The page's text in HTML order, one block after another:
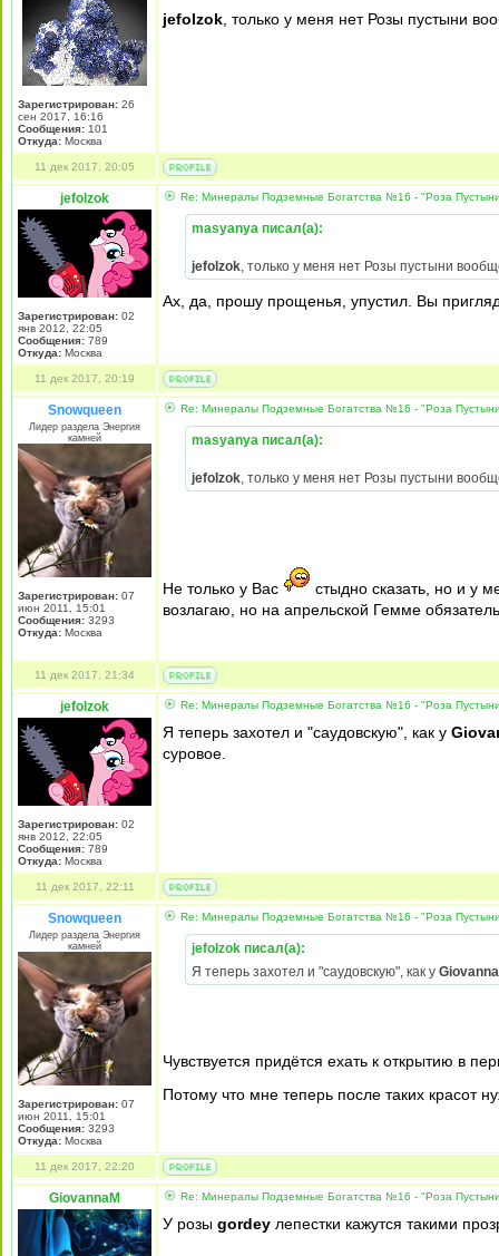
Зарегистрирован: 26
сен 2017, 16:16
Сообщения: 101
Откуда: Москва
jefolzok , только у меня нет Розы пустыни
11 дек 2017, 20:05
jefolzok
Зарегистрирован: 02
янв 2012, 22:05
Сообщения: 789
Откуда: Москва
Re: Минералы Подземные Богатства №16 - "Роза
masyanya писал(а):
jefolzok, только у меня нет Розы пустыни
Ах, да, прошу прощенья, упустил. Вы
11 дек 2017, 20:19
Snowqueen
Лидер раздела Энергия
камней
Зарегистрирован: 07
июн 2011, 15:01
Сообщения: 3293
Откуда: Москва
Re: Минералы Подземные Богатства №16 - "Роза
masyanya писал(а):
jefolzok, только у меня нет Розы пустыни
Не только у Вас
стыдно сказать, но и у
возлагаю, но на апрельской Гемме
11 дек 2017, 21:34
jefolzok
Зарегистрирован: 02
янв 2012, 22:05
Сообщения: 789
Откуда: Москва
Re: Минералы Подземные Богатства №16 - "Роза
Я теперь захотел и "саудовскую", как у
суровое.
11 дек 2017, 22:11
Snowqueen
Лидер раздела Энергия
камней
Зарегистрирован: 07
июн 2011, 15:01
Сообщения: 3293
Откуда: Москва
Re: Минералы Подземные Богатства №16 - "Роза
jefolzok писал(а):
Я теперь захотел и "саудовскую", как у
Чувствуется придётся ехать к открытию в
Потому что мне теперь после таких
11 дек 2017, 22:20
GiovannaM Re: Минералы Подземные Богатства №16 - "Роза
У розы gordey лепестки кажутся такими